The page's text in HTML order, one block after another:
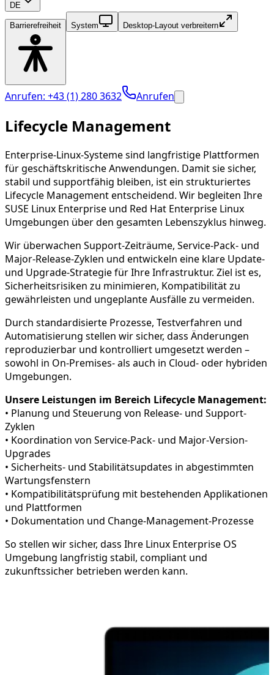
DE
Barrierefreiheit System Desktop-Layout verbreitern
Anrufen: +43 (1) 280 3632 Anrufen
Lifecycle Management
Enterprise-Linux-Systeme sind langfristige Plattformen
für geschäftskritische Anwendungen. Damit sie sicher,
stabil und supportfähig bleiben, ist ein strukturiertes
Lifecycle Management entscheidend. Wir begleiten Ihre
SUSE Linux Enterprise und Red Hat Enterprise Linux
Umgebungen über den gesamten Lebenszyklus hinweg.
Wir überwachen Support-Zeiträume, Service-Pack- und
Major-Release-Zyklen und entwickeln eine klare Update-
und Upgrade-Strategie für Ihre Infrastruktur. Ziel ist es,
Sicherheitsrisiken zu minimieren, Kompatibilität zu
gewährleisten und ungeplante Ausfälle zu vermeiden.
Durch standardisierte Prozesse, Testverfahren und
Automatisierung stellen wir sicher, dass Änderungen
reproduzierbar und kontrolliert umgesetzt werden –
sowohl in On-Premises- als auch in Cloud- oder hybriden
Umgebungen.
Unsere Leistungen im Bereich Lifecycle Management:
• Planung und Steuerung von Release- und Support-
Zyklen
• Koordination von Service-Pack- und Major-Version-
Upgrades
• Sicherheits- und Stabilitätsupdates in abgestimmten
Wartungsfenstern
• Kompatibilitätsprüfung mit bestehenden Applikationen
und Plattformen
• Dokumentation und Change-Management-Prozesse
So stellen wir sicher, dass Ihre Linux Enterprise OS
Umgebung langfristig stabil, compliant und
zukunftssicher betrieben werden kann.